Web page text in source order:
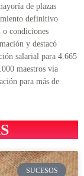
de plazas
definitivo
condiciones
y destacó
salarial para 4.665
maestros vía
para más de
SUCESOS